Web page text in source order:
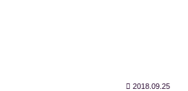
2018.09.25